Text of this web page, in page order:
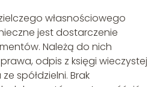
własnościowego
jest dostarczenie
Należą do nich
odpis z księgi wieczystej
spółdzielni. Brak